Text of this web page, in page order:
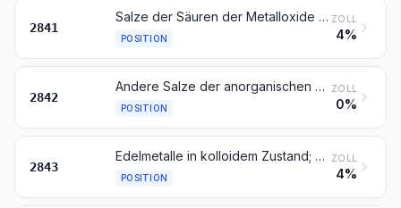
2841
Salze der Säuren der Metalloxide oder Metallperoxide
POSITION
ZOLL
4%
2842
Andere Salze der anorganischen Säuren oder Peroxosäuren (einschließlich Aluminosilicate, auch chemisch nicht einheitlich), ausgenommen Azide
POSITION
ZOLL
0%
2843
Edelmetalle in kolloidem Zustand; anorganische oder organische Verbindungen der Edelmetalle, auch chemisch nicht einheitlich; Edelmetallamalgame
POSITION
ZOLL
4%